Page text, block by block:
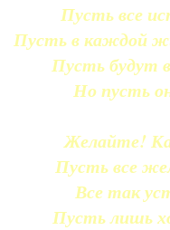
Пусть все
Пусть в каждой
Пусть будут
Но пусть
Желайте!
Пусть все
Все так
Пусть лишь